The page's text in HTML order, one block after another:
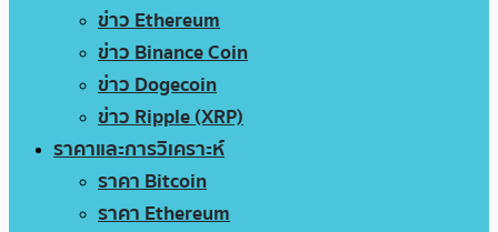
ข่าว Ethereum
ข่าว Binance Coin
ข่าว Dogecoin
ข่าว Ripple (XRP)
ราคาและการวิเคราะห์
ราคา Bitcoin
ราคา Ethereum